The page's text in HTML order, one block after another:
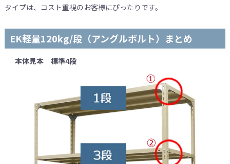
タイプは、コスト重視のお客様にぴったりです。
EK軽量120kg/段（アングルボルト）まとめ
本体見本 標準4段